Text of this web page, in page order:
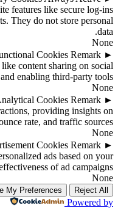
features like secure log-ins
They do not store personal
data.
None
►
Cookies Remark
content sharing on social
enabling third-party tools.
None
►
Cookies Remark
providing insights on
rate, and traffic sources.
None
►
Cookies Remark
ads based on your
of ad campaigns.
None
Reject All
My Preferences
Powered by